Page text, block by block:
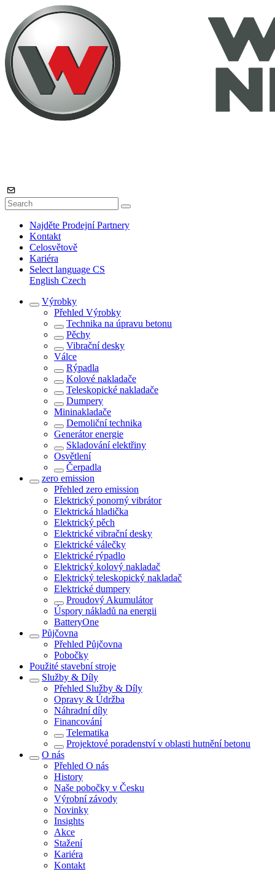
Najděte Prodejní Partnery
Kontakt
Celosvětově
Kariéra
Select language CS
English Czech
Výrobky
Přehled Výrobky
Technika na úpravu betonu
Pěchy
Vibrační desky
Válce
Rýpadla
Kolové nakladače
Teleskopické nakladače
Dumpery
Mininakladače
Demoliční technika
Generátor energie
Skladování elektřiny
Osvětlení
Čerpadla
zero emission
Přehled zero emission
Elektrický ponorný vibrátor
Elektrická hladička
Elektrický pěch
Elektrické vibrační desky
Elektrické válečky
Elektrické rýpadlo
Elektrický kolový nakladač
Elektrický teleskopický nakladač
Elektrické dumpery
Proudový Akumulátor
Úspory nákladů na energii
BatteryOne
Půjčovna
Přehled Půjčovna
Pobočky
Použité stavební stroje
Služby & Díly
Přehled Služby & Díly
Opravy & Údržba
Náhradní díly
Financování
Telematika
Projektové poradenství v oblasti hutnění betonu
O nás
Přehled O nás
History
Naše pobočky v Česku
Výrobní závody
Novinky
Insights
Akce
Stažení
Kariéra
Kontakt